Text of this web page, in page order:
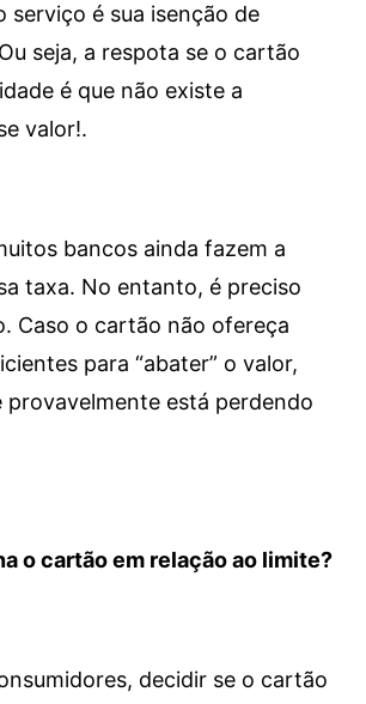
serviço é sua isenção de
seja, a respota se o cartão
é que não existe a
valor!.
bancos ainda fazem a
taxa. No entanto, é preciso
Caso o cartão não ofereça
para “abater” o valor,
provavelmente está perdendo
o cartão em relação ao limite?
decidir se o cartão